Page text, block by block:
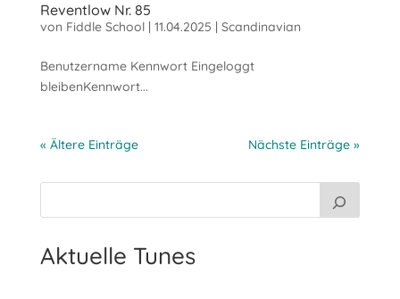
Reventlow Nr. 85
von Fiddle School| 11.04.2025 | Scandinavian
Benutzername Kennwort Eingeloggt
bleibenKennwort...
« Ältere Einträge Nächste Einträge »
Aktuelle Tunes